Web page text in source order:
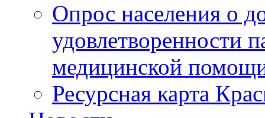
Опрос населения о
удовлетворенности
медицинской
Ресурсная карта